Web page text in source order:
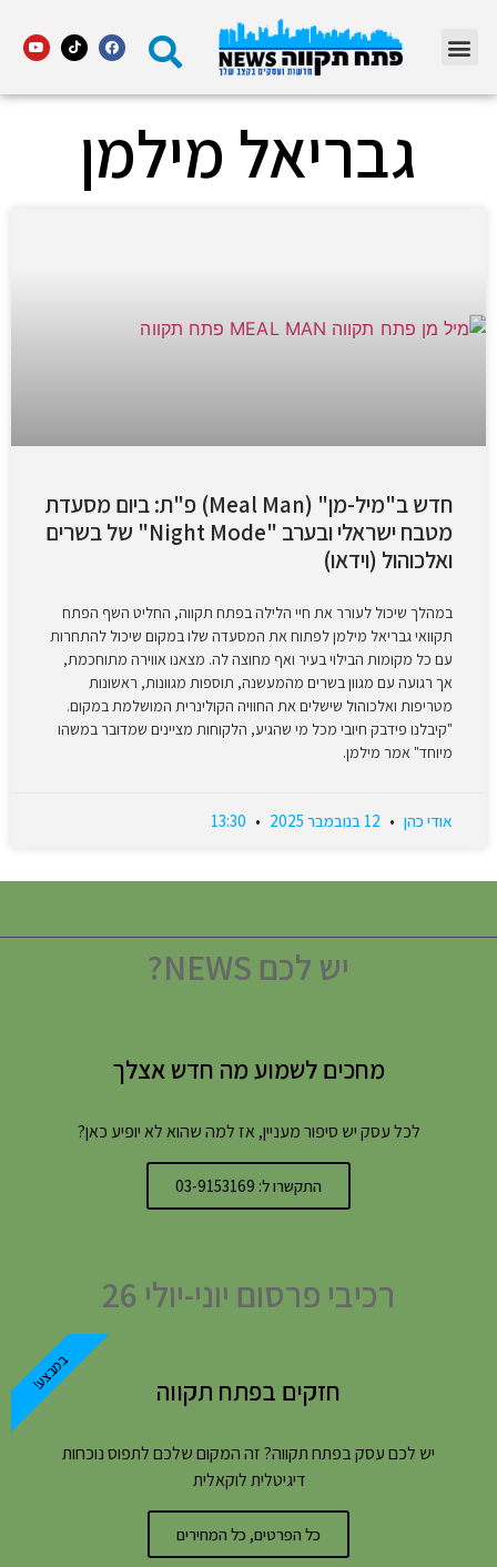
גבריאל מילמן
חדש ב"מיל-מן" (Meal Man) פ"ת: ביום מסעדת
מטבח ישראלי ובערב "Night Mode" של בשרים
ואלכוהול (וידאו)
במהלך שיכול לעורר את חיי הלילה בפתח תקווה, החליט השף הפתח
תקוואי גבריאל מילמן לפתוח את המסעדה שלו במקום שיכול להתחרות
עם כל מקומות הבילוי בעיר ואף מחוצה לה. מצאנו אווירה מתוחכמת,
אך רגועה עם מגוון בשרים מהמעשנה, תוספות מגוונות, ראשונות
מטריפות ואלכוהול שישלים את החוויה הקולינרית המושלמת במקום.
"קיבלנו פידבק חיובי מכל מי שהגיע, הלקוחות מציינים שמדובר במשהו
מיוחד" אמר מילמן.
אודי כהן
יש לכם NEWS?
מחכים לשמוע מה חדש אצלך
לכל עסק יש סיפור מעניין, אז למה שהוא לא יופיע כאן?
התקשרו ל: 03-9153169
רכיבי פרסום יוני-יולי 26
חזקים בפתח תקווה
יש לכם עסק בפתח תקווה? זה המקום שלכם לתפוס נוכחות
דיגיטלית לוקאלית
כל הפרטים, כל המחירים
במבצע!